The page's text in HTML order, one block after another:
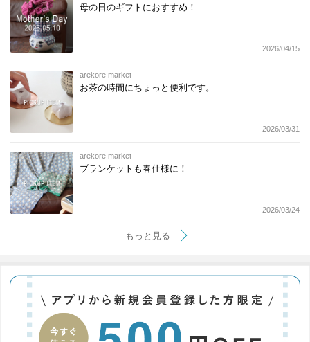
母の日のギフトにおすすめ！
2026/04/15
arekore market
お茶の時間にちょっと便利です。
2026/03/31
arekore market
ブランケットも春仕様に！
2026/03/24
もっと見る